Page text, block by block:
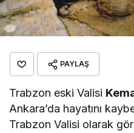
PAYLAŞ
Trabzon eski Valisi
Ankara’da hayatını
Trabzon Valisi olarak